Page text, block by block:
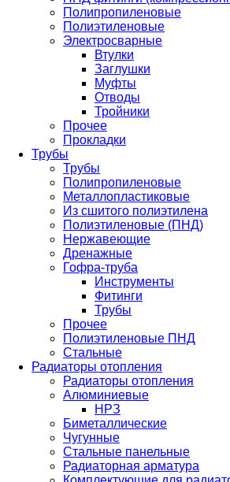
Полипропиленовые
Полиэтиленовые
Электросварные
Втулки
Заглушки
Муфты
Отводы
Тройники
Прочее
Прокладки
Трубы
Трубы
Полипропиленовые
Металлопластиковые
Из сшитого полиэтилена
Полиэтиленовые (ПНД)
Нержавеющие
Дренажные
Гофра-труба
Инструменты
Фитинги
Трубы
Прочее
Полиэтиленовые ПНД
Стальные
Радиаторы отопления
Радиаторы отопления
Алюминиевые
НРЗ
Биметаллические
Чугунные
Стальные панельные
Радиаторная арматура